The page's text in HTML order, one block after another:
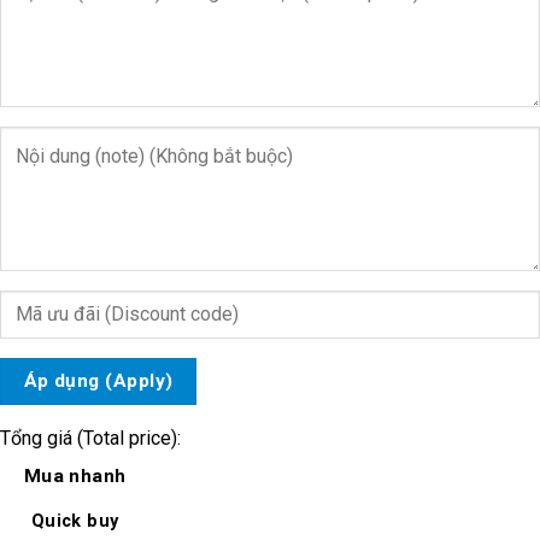
Áp dụng (Apply)
Tổng giá (Total price):
Mua nhanh
Quick buy